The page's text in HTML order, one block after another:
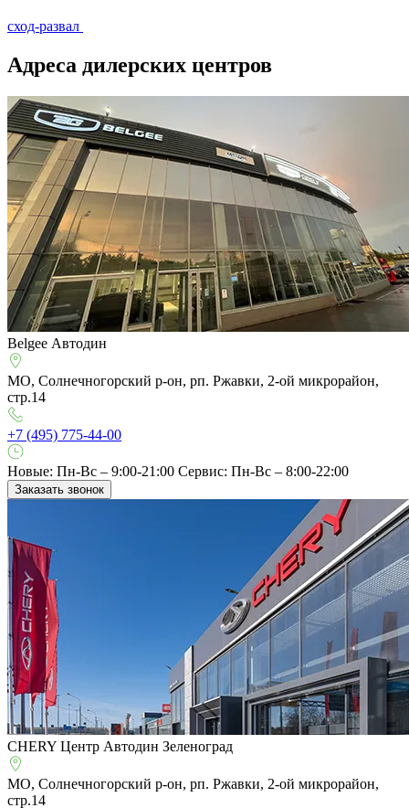
сход-развал
Адреса дилерских центров
Belgee Автодин
МО, Солнечногорский р-он, рп. Ржавки, 2-ой микрорайон,
стр.14
+7 (495) 775-44-00
Новые: Пн-Вс – 9:00-21:00 Сервис: Пн-Вс – 8:00-22:00
Заказать звонок
CHERY Центр Автодин Зеленоград
МО, Солнечногорский р-он, рп. Ржавки, 2-ой микрорайон,
стр.14